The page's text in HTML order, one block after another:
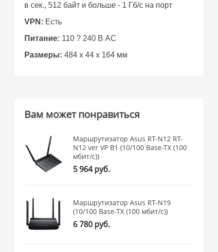
в сек., 512 байт и больше - 1 Гб/с на порт
VPN: Есть
Питание: 110 ? 240 В AC
Размеры: 484 x 44 x 164 мм
Вам может понравиться
Маршрутизатор Asus RT-N12 RT-
N12 ver VP B1 (10/100 Base-TX (100
мбит/с))
5 964 руб.
Маршрутизатор Asus RT-N19
(10/100 Base-TX (100 мбит/с))
6 780 руб.